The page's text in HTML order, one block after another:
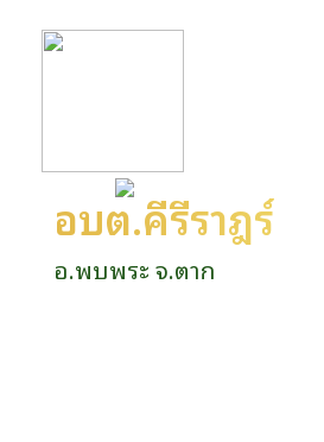
อบต.คีรีราษฎร์
อ.พบพระ จ.ตาก